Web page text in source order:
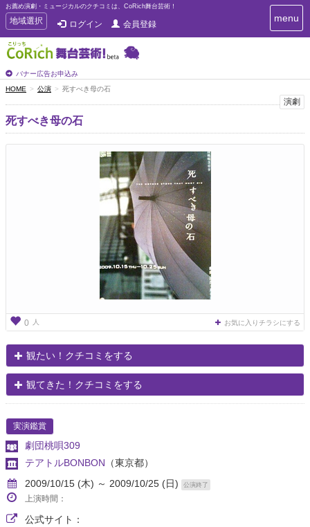
お薦め演劇・ミュージカルのクチコミは、CoRich舞台芸術！
T
o
g
g
e
n
a
v
i
地域選択 ログイン 会員登録
バナー広告お申込み
T
o
i
menu
HOME 公演 死すべき母の石
演劇
死すべき母の石
0 人 お気に入りチラシにする
観たい！クチコミをする
観てきた！クチコミをする
実演鑑賞
劇団桃唄309
テアトルBONBON （東京都）
2009/10/15 (木) ～ 2009/10/25 (日)
公演終了
上演時間：
公式サイト：